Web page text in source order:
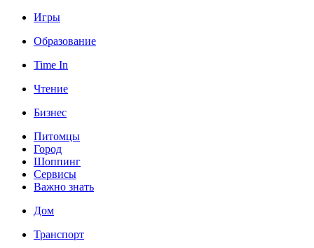
Игры
Образование
Time In
Чтение
Бизнес
Питомцы
Город
Шоппинг
Сервисы
Важно знать
Дом
Транспорт